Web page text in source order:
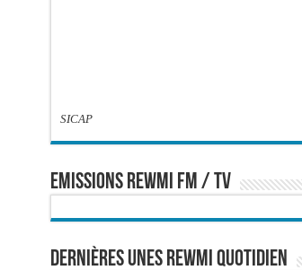
SICAP
EMISSIONS REWMI FM / TV
Dernières Unes Rewmi Quotidien